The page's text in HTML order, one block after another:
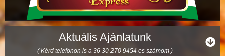
Aktuális Ajánlatunk
( Kérd telefonon is a 36 30 270 9454 es számom )